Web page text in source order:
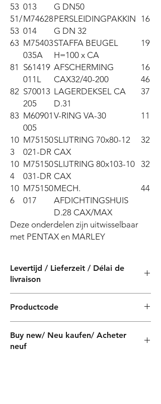
53 013
G DN50
51/
53
M74628
014
PERSLEIDINGPAKKIN
G DN 32
16
63 M75403
035A
STAFFA BEUGEL
H=100 x CA
19
81 S61419
011L
AFSCHERMING
CAX32/40-200
16
46
82 S70013
205
LAGERDEKSEL CA
D.31
37
83 M60901
005
V-RING VA-30 11
10
3
M75150
021-DR
SLIJTRING 70x80-12
CAX
32
10
4
M75150
031-DR
SLIJTRING 80x103-10
CAX
32
10
6
M75150
017
MECH.
AFDICHTINGSHUIS
D.28 CAX/MAX
44
Deze onderdelen zijn uitwisselbaar
met PENTAX en MARLEY
Levertijd / Lieferzeit / Délai de
livraison
Productcode
Buy new/ Neu kaufen/ Acheter
neuf